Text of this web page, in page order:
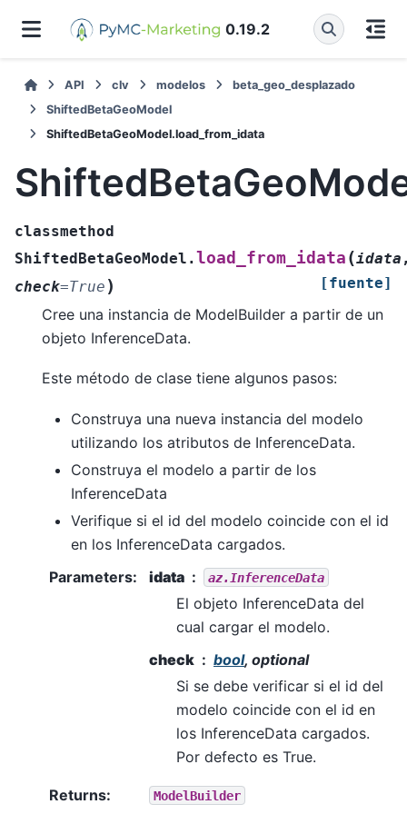
0.19.2
API clv modelos
beta_geo_desplazado
ShiftedBetaGeoModel
ShiftedBetaGeoModel.load_from_idata
classmethod
ShiftedBetaGeoModel.load_from_idata (idata
check=True ) [fuente]
Cree una instancia de ModelBuilder a partir de un
objeto InferenceData.
Este método de clase tiene algunos pasos:
Construya una nueva instancia del modelo
utilizando los atributos de InferenceData.
Construya el modelo a partir de los
InferenceData
Verifique si el id del modelo coincide con el id
en los InferenceData cargados.
Parameters: idata az.InferenceData
El objeto InferenceData del
cual cargar el modelo.
check
bool, optional
Si se debe verificar si el id del
modelo coincide con el id en
los InferenceData cargados.
Por defecto es True.
Returns: ModelBuilder